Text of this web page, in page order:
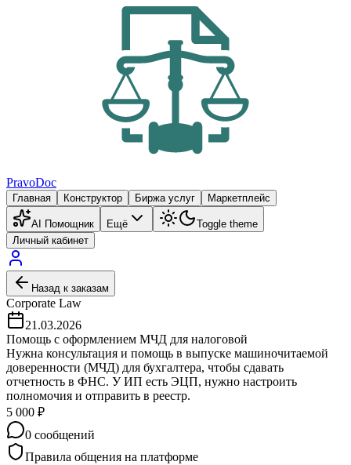
PravoDoc
Главная Конструктор Биржа услуг Маркетплейс
AI Помощник Ещё
Toggle theme
Личный кабинет
Назад к заказам
Corporate Law
21.03.2026
Помощь с оформлением МЧД для налоговой
Нужна консультация и помощь в выпуске машиночитаемой
доверенности (МЧД) для бухгалтера, чтобы сдавать
отчетность в ФНС. У ИП есть ЭЦП, нужно настроить
полномочия и отправить в реестр.
5 000 ₽
0 сообщений
Правила общения на платформе